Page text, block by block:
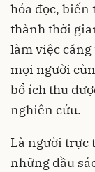
hóa đọc,
thành thời
làm việc
mọi người
bổ ích thu
nghiên cứu.
Là người trực
những đầu